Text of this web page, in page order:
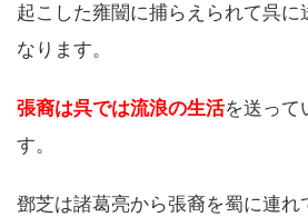
起こした雍闓に捕らえられて呉に
なります。
張裔は呉では流浪の生活を送って
す。
鄧芝は諸葛亮から張裔を蜀に連れ